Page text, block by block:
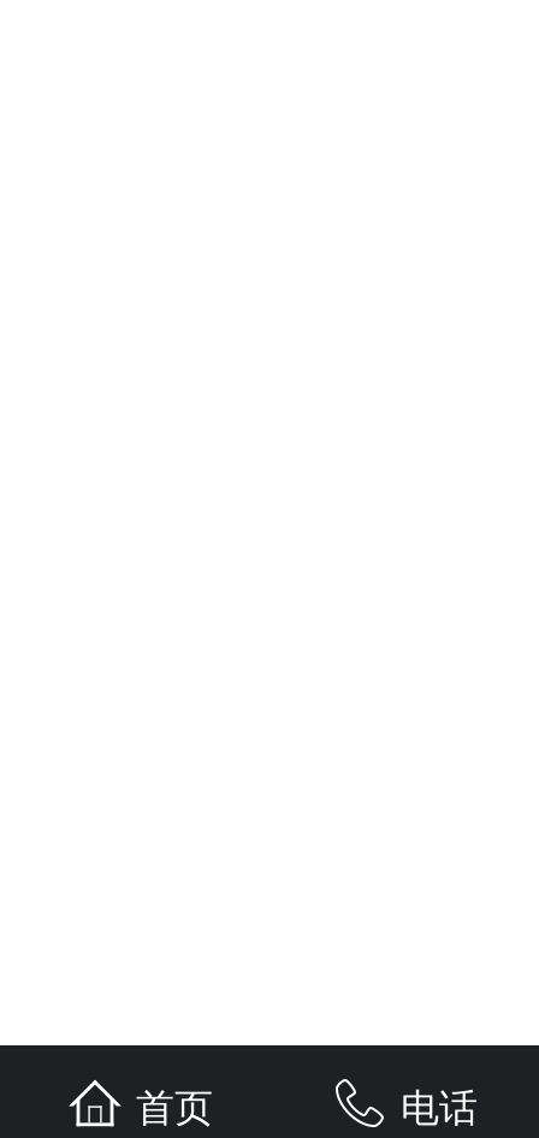
首页 电话